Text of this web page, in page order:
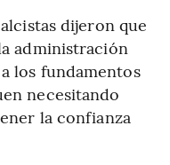
dijeron que
administración
los fundamentos
necesitando
la confianza